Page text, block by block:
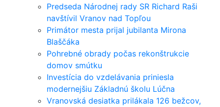
Predseda Národnej rady SR Richard Raši
navštívil Vranov nad Topľou
Primátor mesta prijal jubilanta Mirona
Blaščáka
Pohrebné obrady počas rekonštrukcie
domov smútku
Investícia do vzdelávania priniesla
modernejšiu Základnú školu Lúčna
Vranovská desiatka prilákala 126 bežcov,